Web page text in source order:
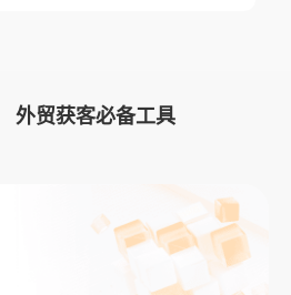
外贸获客必备工具